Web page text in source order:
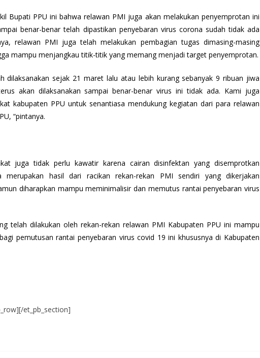
Bupati PPU ini bahwa relawan PMI juga akan melakukan penyemprotan ini
benar-benar telah dipastikan penyebaran virus corona sudah tidak ada
relawan PMI juga telah melakukan pembagian tugas dimasing-masing
mampu menjangkau titik-titik yang memang menjadi target penyemprotan.
dilaksanakan sejak 21 maret lalu atau lebih kurang sebanyak 9 ribuan jiwa
akan dilaksanakan sampai benar-benar virus ini tidak ada. Kami juga
kabupaten PPU untuk senantiasa mendukung kegiatan dari para relawan
“pintanya.
juga tidak perlu kawatir karena cairan disinfektan yang disemprotkan
merupakan hasil dari racikan rekan-rekan PMI sendiri yang dikerjakan
diharapkan mampu meminimalisir dan memutus rantai penyebaran virus
telah dilakukan oleh rekan-rekan relawan PMI Kabupaten PPU ini mampu
pemutusan rantai penyebaran virus covid 19 ini khususnya di Kabupaten
et_pb_section]